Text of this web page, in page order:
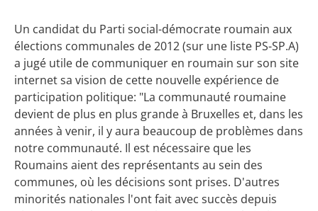
Un candidat du Parti social-démocrate roumain aux
élections communales de 2012 (sur une liste PS-SP.A)
a jugé utile de communiquer en roumain sur son site
internet sa vision de cette nouvelle expérience de
participation politique: "La communauté roumaine
devient de plus en plus grande à Bruxelles et, dans les
années à venir, il y aura beaucoup de problèmes dans
notre communauté. Il est nécessaire que les
Roumains aient des représentants au sein des
communes, où les décisions sont prises. D'autres
minorités nationales l'ont fait avec succès depuis